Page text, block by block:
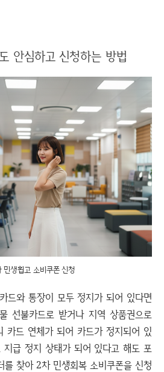
안심하고 신청하는 방법
생횝고 소비쿠폰 신청
드와 통장이 모두 정지가 되어 있다면
선불카드로 받거나 지역 상품권으로
카드 연체가 되어 카드가 정지되어 있
급 정지 상태가 되어 있다고 해도 포
를 찾아 2차 민생회복 소비쿠폰을 신청